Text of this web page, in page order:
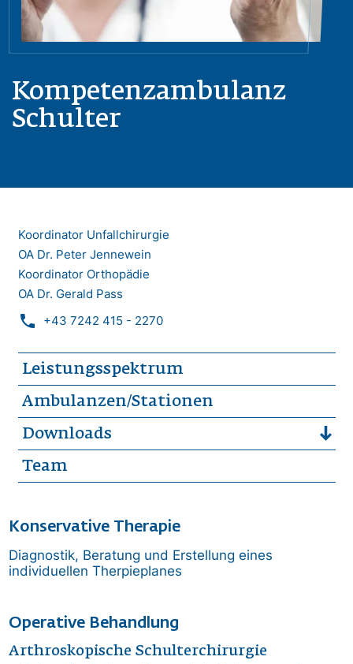
Kompetenzambulanz
Schulter
Koordinator Unfallchirurgie
OA Dr. Peter Jennewein
Koordinator Orthopädie
OA Dr. Gerald Pass
phone +43 7242 415 - 2270
Leistungsspektrum
Ambulanzen/Stationen
Downloads
Team
Konservative Therapie
Diagnostik, Beratung und Erstellung eines
individuellen Therpieplanes
Operative Behandlung
Arthroskopische Schulterchirurgie